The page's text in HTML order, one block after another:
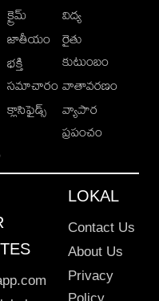
క్రైమ్
జాతీయం
భక్తి
సమాచారం
క్లాసిఫైడ్స్
విద్య
రైతు
కుటుంబం
వాతావరణం
వ్యాపార
ప్రపంచం
LOKAL
Contact Us
About Us
Privacy
Policy